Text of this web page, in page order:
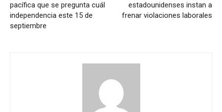
pacífica que se pregunta cuál
independencia este 15 de
septiembre
estadounidenses instan a
frenar violaciones laborales